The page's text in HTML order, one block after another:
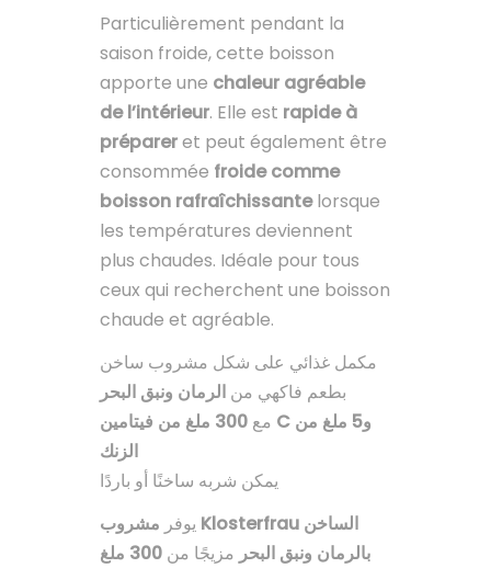
Particulièrement pendant la
saison froide, cette boisson
apporte une chaleur agréable
de l’intérieur. Elle est rapide à
prépareret peut également être
consommée froide comme
boisson rafraîchissantelorsque
les températures deviennent
plus chaudes. Idéale pour tous
ceux qui recherchent une boisson
chaude et agréable.
مكمل غذائي على شكل مشروب ساخن
بطعم فاكهي من الرمان ونبق البحر
مع
300 ملغ من فيتامين C و5 ملغ من
الزنك
يمكن شربه ساخنًا أو باردًا
يوفر مشروب Klosterfrau الساخن
بالرمان ونبق البحر مزيجًا من
300 ملغ